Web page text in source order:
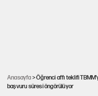
Anasayfa > Öğrenci affı teklifi
başvuru süresi öngörülüyor